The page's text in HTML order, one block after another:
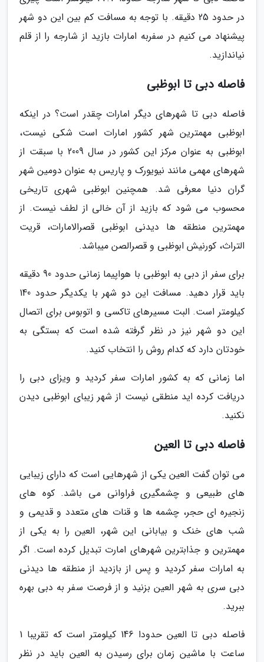
در حدود 25 دقیقه. با توجه به مسافت کم بین این دو شهر
پیشنهاد می کنیم در سفربه امارات بازید از شارجه را از قلم
نیاندازید.
فاصله دبی تا ابوظبی
فاصله دبی تا شهرهای دیگر امارات چقدر است؟ در اینکه
ابوظبی مهمترین شهر کشور امارات است شکی نیست،
ابوظبی به عنوان مرکز این کشور در سال 2009 با سبقت از
شهرهای مهمی مانند نیویورک و پاریس به عنوان دومین شهر
گران دنیا معرفی شد. همچنین ابوظبی شهری تاریخی
محسوب می شود که بازید از آن خالی از لطف نیست. از
مهمترین منطقه ها دیدنی ابوظبی قصرالامارات، قریت
التراث، کورنیش ابوظبی و قصرالصن میباشد.
برای سفر از دبی به ابوظبی با هواپیما زمانی حدود 90 دقیقه
باید قرار دهید. مسافت این دو شهر با یکدیگر حدود 140
کیلومتر است. البت مسیرهای تاکسی و اتوبوس برای اتصال
این دو شهر نیز در نظر گرفته شده است که بستگی به
خودتان دارد که کدام روش را انتخاب کنید.
اما زمانی که به کشور امارات سفر کردید و ویزای دبی را
دریافت کرده اید منطقی نیست از شهر زیبای ابوظبی دیدن
نکنید.
فاصله دبی تا العین
می توان گفت العین یکی از شهرهایی است که دارای زیبایی
های طبیعی و چشمگیری فراوانی می باشد. کوه های
زنجیره ای حجر، چشمه ها و قنات های متعدد و قدیمی و
شب های خنک و بیابانی این شهر، العین را به یکی از
مهمترین و جذابترین شهرهای امارت تبدیل کرده است. اگر
به امارات سفر کردید و پس از بازدید از منطقه ها دیدنی
دبی سری به شهر العین بزنید و از فرصت سفر به دبی بهره
ببرید.
فاصله دبی تا العین حدودا 146 کیلومتر است که تقریبا 1
ساعت با ماشین زمان برای رسیدن به العین باید در نظر